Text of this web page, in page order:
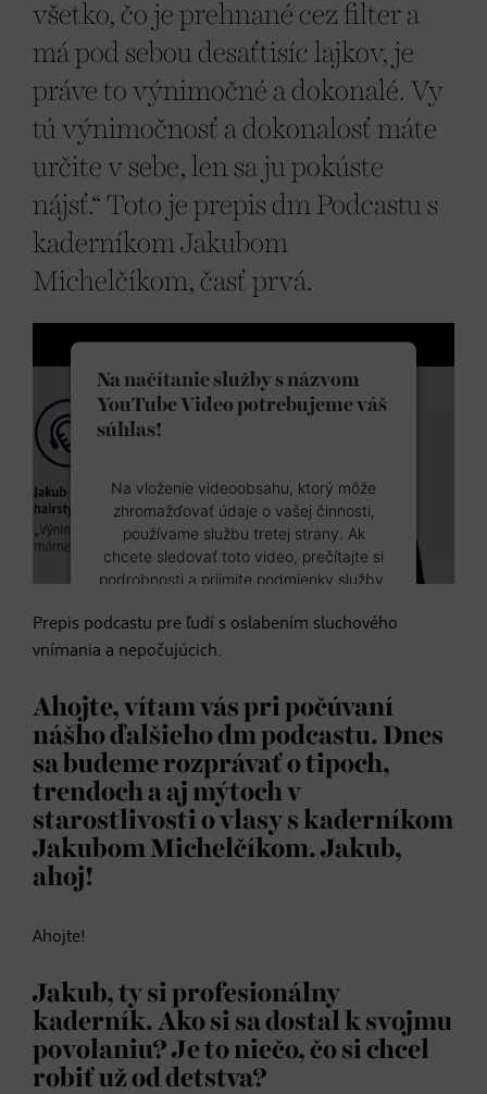
všetko, čo je prehnané cez filter a
má pod sebou desaťtisíc lajkov, je
práve to výnimočné a dokonalé. Vy
tú výnimočnosť a dokonalosť máte
určite v sebe, len sa ju pokúste
nájsť.“ Toto je prepis dm Podcastu s
kaderníkom Jakubom
Michelčíkom, časť prvá.
Na načítanie služby s názvom
YouTube Video potrebujeme váš
súhlas!
Na vloženie videoobsahu, ktorý môže
zhromažďovať údaje o vašej činnosti,
používame službu tretej strany. Ak
chcete sledovať toto video, prečítajte si
podrobnosti a prijmite podmienky služby.
Viac informácií
Prijať
Prepis podcastu pre ľudí s oslabením sluchového
vnímania a nepočujúcich.
Ahojte, vítam vás pri počúvaní
nášho ďalšieho dm podcastu. Dnes
sa budeme rozprávať o tipoch,
trendoch a aj mýtoch v
starostlivosti o vlasy s kaderníkom
Jakubom Michelčíkom. Jakub,
ahoj!
Ahojte!
Jakub, ty si profesionálny
kaderník. Ako si sa dostal k svojmu
povolaniu? Je to niečo, čo si chcel
robiť už od detstva?